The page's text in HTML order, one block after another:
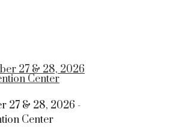
27 & 28, 2026 -
Center